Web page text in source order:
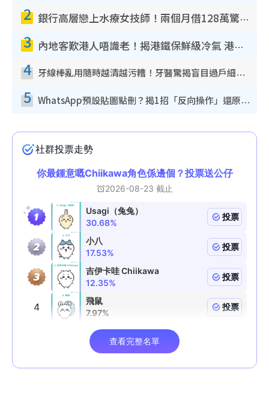
2 銀行高層戀上水療女技師！兩個月借128萬驚覺「沉船」沉落火海 揭背後疑似邪教操控賣淫
3 內地客歎港人唔識老！揭港鐵保鮮級冷氣 港人求放過：咪投訴
4 牙線棒亂用隨時越清越污糟！牙醫驚揭盲目過戶細菌恐致蛀牙：呢種先係日常真保養
5 WhatsApp預設貼圖點刪？揭1招「反向操作」還原簡潔介面 附3步實測教學